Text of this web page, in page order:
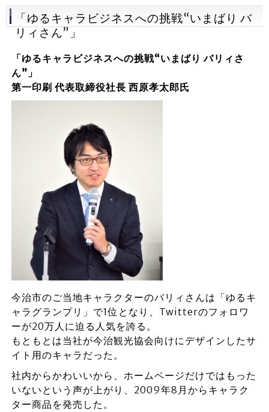
「ゆるキャラビジネスへの挑戦“いまばり バ
リィさん”」
「ゆるキャラビジネスへの挑戦“いまばりバリィさ
ん”」
第一印刷代表取締役社長 西原孝太郎氏
今治市のご当地キャラクターのバリィさんは「ゆるキ
ャラグランプリ」で1位となり、Twitterのフォロワ
ーが20万人に迫る人気を誇る。
もともとは当社が今治観光協会向けにデザインしたサ
イト用のキャラだった。
社内からかわいいから、ホームページだけではもった
いないという声が上がり、2009年8月からキャラク
ター商品を発売した。